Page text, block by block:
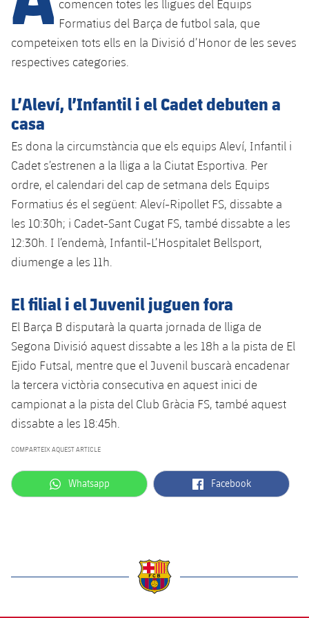
plusicon
més
Estadi Johan Cruyff
Barça Cafe
Ciutat Esportiva
La Masia
plusicon
més
Accessibilitat
Acreditacions
Instal·lacions
comencen totes les lligues del Equips
Formatius del Barça de futbol sala, que
competeixen tots ells en la Divisió d’Honor de les seves
respectives categories.
L’Aleví, l’Infantil i el Cadet debuten a
casa
Es dona la circumstància que els equips Aleví, Infantil i
Cadet s’estrenen a la lliga a la Ciutat Esportiva. Per
ordre, el calendari del cap de setmana dels Equips
Formatius és el següent: Aleví-Ripollet FS, dissabte a
les 10:30h; i Cadet-Sant Cugat FS, també dissabte a les
12:30h. I l’endemà, Infantil-L’Hospitalet Bellsport,
diumenge a les 11h.
El filial i el Juvenil juguen fora
El Barça B disputarà la quarta jornada de lliga de
Segona Divisió aquest dissabte a les 18h a la pista de El
Ejido Futsal, mentre que el Juvenil buscarà encadenar
la tercera victòria consecutiva en aquest inici de
campionat a la pista del Club Gràcia FS, també aquest
dissabte a les 18:45h.
COMPARTEIX AQUEST ARTICLE
label.aria.whatsapp
Whatsapp label.aria.facebook
Facebook